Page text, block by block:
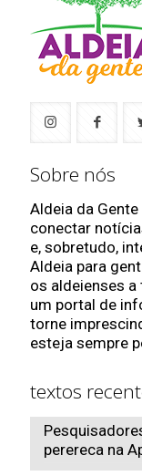
Sobre nós
Aldeia da
conectar
e, sobretudo,
Aldeia para
os aldeienses
um portal de
torne
esteja sempre
textos
perereca na